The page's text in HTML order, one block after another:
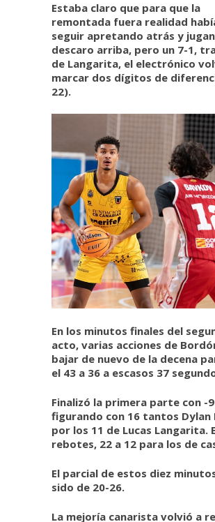
Estaba claro que para que la
remontada fuera realidad
seguir apretando atrás y
descaro arriba, pero un 7-1,
de Langarita, el electrónico
marcar dos dígitos de
22).
En los minutos finales del
acto, varias acciones de
bajar de nuevo de la decena
el 43 a 36 a escasos 37
Finalizó la primera parte con -
figurando con 16 tantos Dylan
por los 11 de Lucas Langarita.
rebotes, 22 a 12 para los de
El parcial de estos diez
sido de 20-26.
La mejoría canarista volvió a